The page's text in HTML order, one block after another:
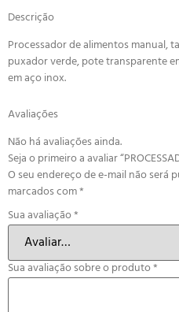
Descrição
Processador de alimentos manual,
puxador verde, pote transparente
em aço inox.
Avaliações
Não há avaliações ainda.
Seja o primeiro a avaliar
O seu endereço de e-mail não será
marcados com*
Sua avaliação*
Sua avaliação sobre o produto*